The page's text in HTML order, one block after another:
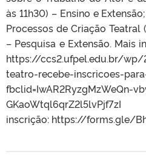
às 11h30) – Ensino e
Processos de Criação Teatral
– Pesquisa e Extensão. Mais
https://ccs2.ufpel.edu.br/
teatro-recebe-inscricoes-
fbclid=IwAR2RyzgMzWeQn-
inscrição: https://forms.gle/